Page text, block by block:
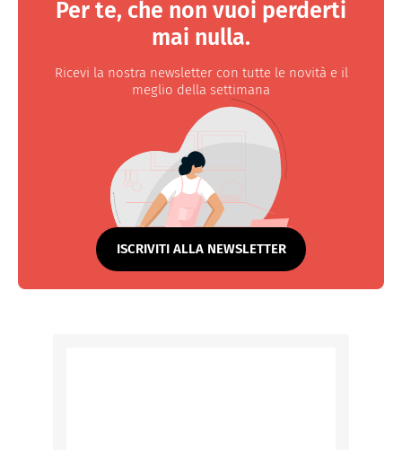
Per te, che non vuoi perderti
mai nulla.
Ricevi la nostra newsletter con tutte le novità e il
meglio della settimana
ISCRIVITI ALLA NEWSLETTER